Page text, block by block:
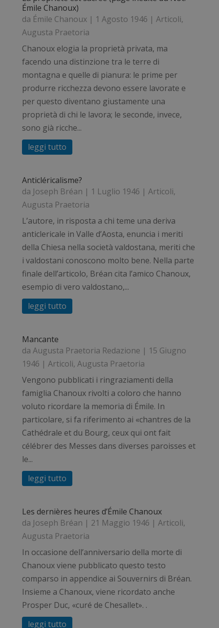
Émile Chanoux)
da Émile Chanoux| 1 Agosto 1946 | Articoli,
Augusta Praetoria
Chanoux elogia la proprietà privata, ma
facendo una distinzione tra le terre di
montagna e quelle di pianura: le prime per
produrre ricchezza devono essere lavorate e
per questo diventano giustamente una
proprietà di chi le lavora; le seconde, invece,
sono già ricche...
leggi tutto
Anticléricalisme?
da Joseph Bréan | 1 Luglio 1946 | Articoli,
Augusta Praetoria
L’autore, in risposta a chi teme una deriva
anticlericale in Valle d’Aosta, enuncia i meriti
della Chiesa nella società valdostana, meriti che
i valdostani conoscono molto bene. Nella parte
finale dell’articolo, Bréan cita l’amico Chanoux,
esempio di vero valdostano,...
leggi tutto
Mancante
da Augusta Praetoria Redazione | 15 Giugno
1946 | Articoli, Augusta Praetoria
Vengono pubblicati i ringraziamenti della
famiglia Chanoux rivolti a coloro che hanno
voluto ricordare la memoria di Émile. In
particolare, si fa riferimento ai «chantres de la
Cathédrale et du Bourg, ceux qui ont fait
célébrer des Messes dans diverses paroisses et
le...
leggi tutto
Les dernières heures d’Émile Chanoux
da Joseph Bréan | 21 Maggio 1946 | Articoli,
Augusta Praetoria
In occasione dell’anniversario della morte di
Chanoux viene pubblicato questo testo
comparso in appendice ai Souvernirs di Bréan.
Insieme a Chanoux, viene ricordato anche
Prosper Duc, «curé de Chesallet». .
leggi tutto